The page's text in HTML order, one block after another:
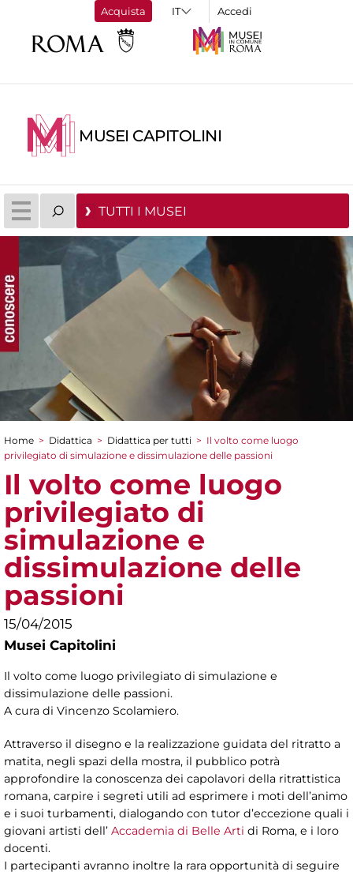
Acquista Accedi
MUSEI CAPITOLINI
TUTTI I MUSEI
Tu sei qui
Home > Didattica > Didattica per tutti > Il volto come luogo
privilegiato di simulazione e dissimulazione delle passioni
Il volto come luogo
privilegiato di
simulazione e
dissimulazione delle
passioni
15/04/2015
Musei Capitolini
Il volto come luogo privilegiato di simulazione e
dissimulazione delle passioni.
A cura di Vincenzo Scolamiero.
Attraverso il disegno e la realizzazione guidata del ritratto a
matita, negli spazi della mostra, il pubblico potrà
approfondire la conoscenza dei capolavori della ritrattistica
romana, carpire i segreti utili ad esprimere i moti dell’animo
e i suoi turbamenti, dialogando con tutor d’eccezione quali i
giovani artisti dell’ Accademia di Belle Arti di Roma, e i loro
docenti.
I partecipanti avranno inoltre la rara opportunità di seguire